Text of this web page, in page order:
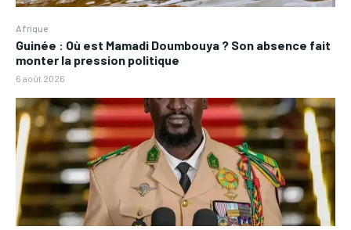
Afrique
Guinée : Où est Mamadi Doumbouya ? Son absence fait
monter la pression politique
6 août 2026